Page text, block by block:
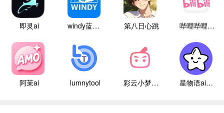
即灵ai windy蓝色气象 第八日心跳 哔哩哔哩白色版
阿茉ai lumnytool 彩云小梦国际版 星物语ai聊天